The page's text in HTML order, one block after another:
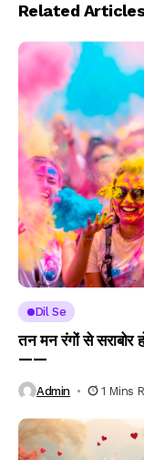
Related
Dil Se
तन मन रंगों से सराबोर
——
Admin 1 Mins